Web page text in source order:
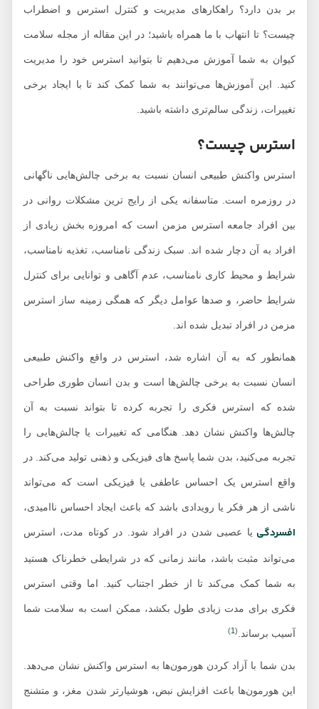
بر بدن دارد؟ راهکارهای مدیریت و کنترل استرس و اضطراب
چیست؟ تا انتهاب با ما همراه باشید؛ در این مقاله از مجله سلامت
کیوان به شما آموزش می‌دهیم تا بتوانید استرس خود را مدیریت
کنید. این آموزش‌ها می‌توانند به شما کمک کند تا با ایجاد برخی
تغییرات، زندگی سالم‌تری داشته باشید.
استرس چیست؟
استرس واکنش طبیعی انسان نسبت به برخی چالش‌هایی ناگهانی
در روزمره است. متاسفانه یکی از رایج ترین مشکلات روانی در
بین افراد جامعه استرس مزمن است که امروزه بخش زیادی از
افراد به آن دچار شده اند. سبک زندگی نامناسب، تغذیه نامناسب،
شرایط و محیط کاری نامناسب، عدم آگاهی و توانایی برای کنترل
شرایط حاضر، و صدها عوامل دیگر که همگی زمینه ساز استرس
مزمن در افراد تبدیل شده اند.
همانطور که به آن اشاره شد، استرس در واقع واکنش طبیعی
انسان نسبت به برخی چالش‌ها است و بدن انسان طوری طراحی
شده که استرس فکری را تجربه کرده تا بتواند نسبت به آن
چالش‌ها واکنش نشان دهد. هنگامی که تغییرات یا چالش‌هایی را
تجربه می‌کنید، بدن شما پاسخ های فیزیکی و ذهنی تولید می‌کند. در
واقع استرس یک احساس عاطفی یا فیزیکی است که می‌تواند
ناشی از هر فکر یا رویدادی باشد که باعث ایجاد احساس ناامیدی،
افسردگییا عصبی شدن در افراد شود. در کوتاه مدت، استرس
می‌تواند مثبت باشد، مانند زمانی که در شرایطی خطرناک هستید
به شما کمک می‌کند تا از خطر اجتناب کنید. اما وقتی استرس
فکری برای مدت زیادی طول بکشد، ممکن است به سلامت شما
آسیب برساند. )
بدن شما با آزاد کردن هورمون‌ها به استرس واکنش نشان می‌دهد.
این هورمون‌ها باعث افزایش نبض، هوشیارتر شدن مغز، و متشنج